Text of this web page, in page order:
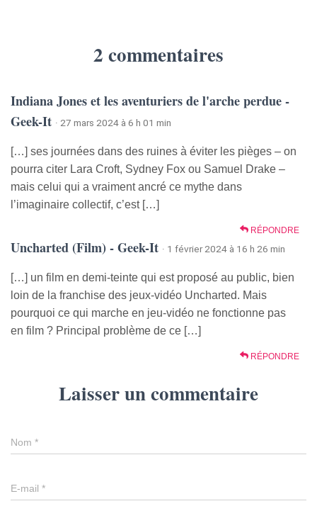
2 commentaires
Indiana Jones et les aventuriers de l'arche perdue -
Geek-It · 27 mars 2024 à 6 h 01 min
[…] ses journées dans des ruines à éviter les pièges – on
pourra citer Lara Croft, Sydney Fox ou Samuel Drake –
mais celui qui a vraiment ancré ce mythe dans
l’imaginaire collectif, c’est […]
RÉPONDRE
Uncharted (Film) - Geek-It · 1 février 2024 à 16 h 26 min
[…] un film en demi-teinte qui est proposé au public, bien
loin de la franchise des jeux-vidéo Uncharted. Mais
pourquoi ce qui marche en jeu-vidéo ne fonctionne pas
en film ? Principal problème de ce […]
RÉPONDRE
Laisser un commentaire
Nom *
E-mail *